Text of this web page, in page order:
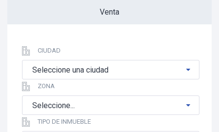
VER MAS
Venta
CIUDAD
Seleccione una ciudad
ZONA
Seleccione...
TIPO DE INMUEBLE